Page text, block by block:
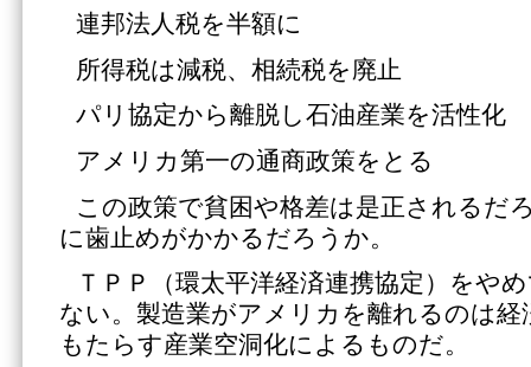
連邦法人税を半額に
所得税は減税、相続税を廃止
パリ協定から離脱し石油産業を活性化
アメリカ第一の通商政策をとる
この政策で貧困や格差は是正されるだ
に歯止めがかかるだろうか。
ＴＰＰ（環太平洋経済連携協定）をや
ない。製造業がアメリカを離れるのは
もたらす産業空洞化によるものだ。